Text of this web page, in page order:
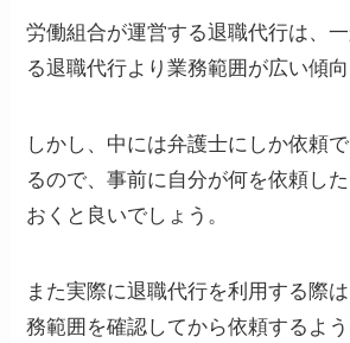
労働組合が運営する退職代行は、
る退職代行より業務範囲が広い傾向
しかし、中には弁護士にしか依頼
るので、事前に自分が何を依頼し
おくと良いでしょう。
また実際に退職代行を利用する際
務範囲を確認してから依頼するよ